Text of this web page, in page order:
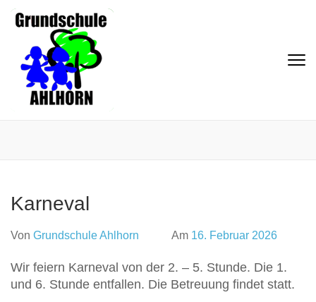
Zum
Inhalt
(Eingabetaste
drücken)
Grundschule Ahlhorn
Karneval
Von Grundschule Ahlhorn Am 16. Februar 2026
Wir feiern Karneval von der 2. – 5. Stunde. Die 1.
und 6. Stunde entfallen. Die Betreuung findet statt.